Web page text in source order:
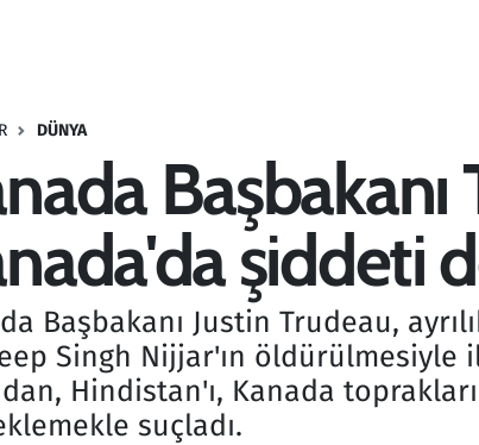
DÜNYA
şiddeti
Başbakanı Justin Trudeau,
Singh Nijjar'ın öldürülmesiyle
Hindistan'ı, Kanada
suçladı.